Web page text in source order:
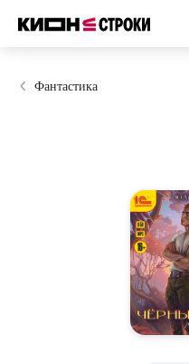
Фантастика